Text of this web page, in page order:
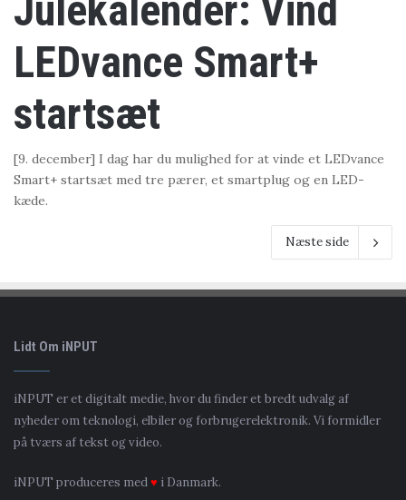
Julekalender: Vind
LEDvance Smart+
startsæt
[9. december] I dag har du mulighed for at vinde et LEDvance
Smart+ startsæt med tre pærer, et smartplug og en LED-
kæde.
Næste side
Lidt Om iNPUT
iNPUT er et digitalt medie, hvor du finder et bredt udvalg af
nyheder om teknologi, elbiler og forbrugerelektronik. Vi formidler
på tværs af tekst og video.
iNPUT produceres med♥ i Danmark.